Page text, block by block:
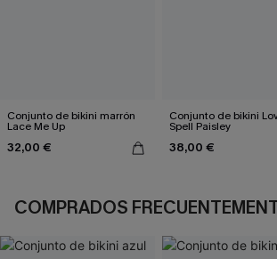
Conjunto de bikini marrón
Lace Me Up
32,00 €
Conjunto de bikini
Spell Paisley
38,00 €
COMPRADOS